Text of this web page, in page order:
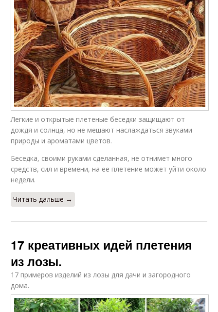
Легкие и открытые плетеные беседки защищают от
дождя и солнца, но не мешают наслаждаться звуками
природы и ароматами цветов.
Беседка, своими руками сделанная, не отнимет много
средств, сил и времени, на ее плетение может уйти около
недели.
Читать дальше →
17 креативных идей плетения
из лозы.
17 примеров изделий из лозы для дачи и загородного
дома.